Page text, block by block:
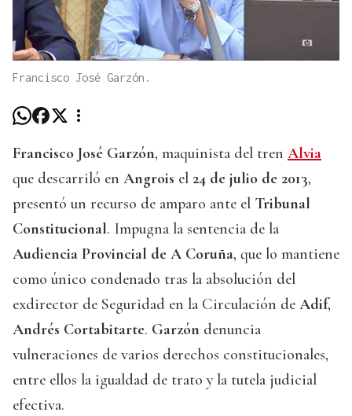
Francisco José Garzón.
Francisco José Garzón, maquinista del tren Alvia
que descarriló en Angrois el 24 de julio de 2013,
presentó un recurso de amparo ante el Tribunal
Constitucional. Impugna la sentencia de la
Audiencia Provincial de A Coruña, que lo mantiene
como único condenado tras la absolución del
exdirector de Seguridad en la Circulación de Adif,
Andrés Cortabitarte. Garzón denuncia
vulneraciones de varios derechos constitucionales,
entre ellos la igualdad de trato y la tutela judicial
efectiva.